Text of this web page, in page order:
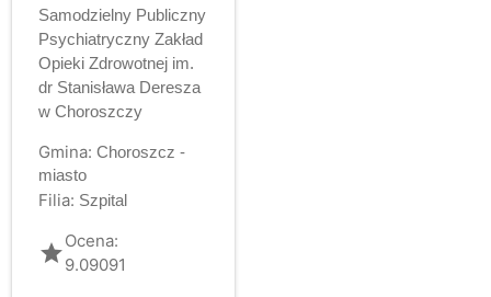
Samodzielny Publiczny
Psychiatryczny Zakład
Opieki Zdrowotnej im.
dr Stanisława Deresza
w Choroszczy
Gmina: Choroszcz -
miasto
Filia: Szpital
gradeOcena:
9.09091